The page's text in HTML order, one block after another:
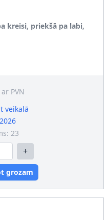
kreisi, priekšā pa labi,
ar PVN
veikalā
23
+
grozam